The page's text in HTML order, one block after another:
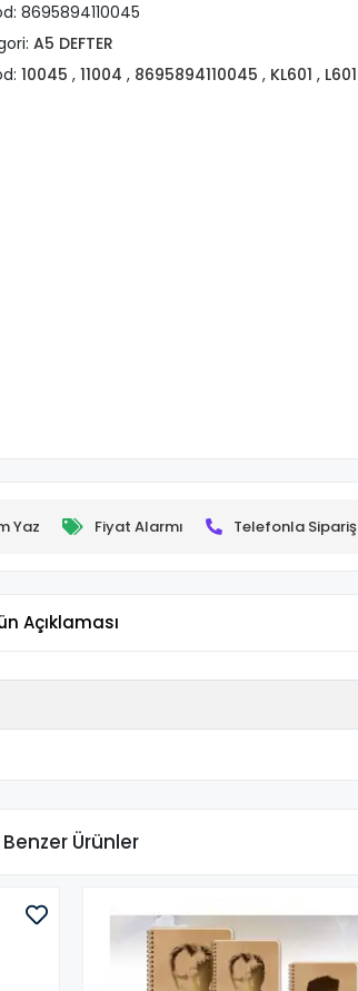
8695894110045
A5 DEFTER
10045 , 11004 , 8695894110045 , KL601 , L601
Yaz Fiyat Alarmı Telefonla Sipariş
Açıklaması
Benzer Ürünler